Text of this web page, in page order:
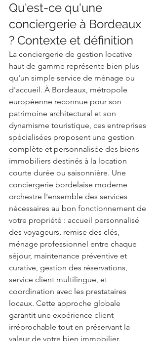
Qu'est-ce qu'une
conciergerie à Bordeaux
? Contexte et définition
La conciergerie de gestion locative
haut de gamme représente bien plus
qu'un simple service de ménage ou
d'accueil. À Bordeaux, métropole
européenne reconnue pour son
patrimoine architectural et son
dynamisme touristique, ces entreprises
spécialisées proposent une gestion
complète et personnalisée des biens
immobiliers destinés à la location
courte durée ou saisonnière. Une
conciergerie bordelaise moderne
orchestre l'ensemble des services
nécessaires au bon fonctionnement de
votre propriété : accueil personnalisé
des voyageurs, remise des clés,
ménage professionnel entre chaque
séjour, maintenance préventive et
curative, gestion des réservations,
service client multilingue, et
coordination avec les prestataires
locaux. Cette approche globale
garantit une expérience client
irréprochable tout en préservant la
valeur de votre bien immobilier.